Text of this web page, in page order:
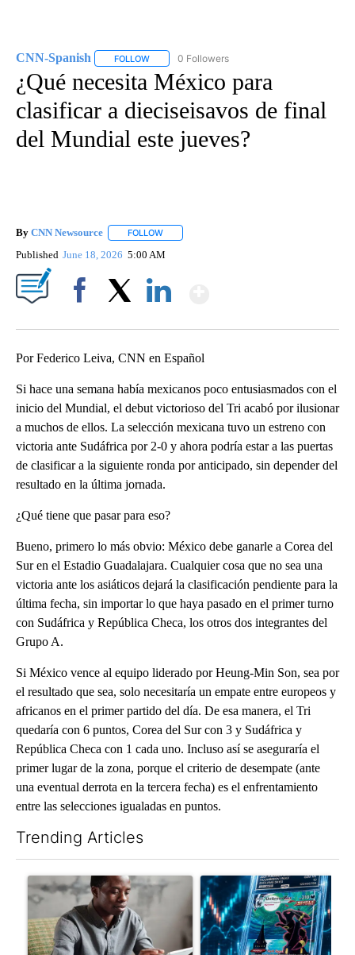
CNN-Spanish FOLLOW FOLLOW "CNN-SPANISH" TO RECEIVE
0 Followers
¿Qué necesita México para
clasificar a dieciseisavos de final
del Mundial este jueves?
By CNN Newsource FOLLOW
Published June 18, 2026 5:00 AM
Por Federico Leiva, CNN en Español
Si hace una semana había mexicanos poco entusiasmados con el
inicio del Mundial, el debut victorioso del Tri acabó por ilusionar
a muchos de ellos. La selección mexicana tuvo un estreno con
victoria ante Sudáfrica por 2-0 y ahora podría estar a las puertas
de clasificar a la siguiente ronda por anticipado, sin depender del
resultado en la última jornada.
¿Qué tiene que pasar para eso?
Bueno, primero lo más obvio: México debe ganarle a Corea del
Sur en el Estadio Guadalajara. Cualquier cosa que no sea una
victoria ante los asiáticos dejará la clasificación pendiente para la
última fecha, sin importar lo que haya pasado en el primer turno
con Sudáfrica y República Checa, los otros dos integrantes del
Grupo A.
Si México vence al equipo liderado por Heung-Min Son, sea por
el resultado que sea, solo necesitaría un empate entre europeos y
africanos en el primer partido del día. De esa manera, el Tri
quedaría con 6 puntos, Corea del Sur con 3 y Sudáfrica y
República Checa con 1 cada uno. Incluso así se aseguraría el
primer lugar de la zona, porque el criterio de desempate (ante
una eventual derrota en la tercera fecha) es el enfrentamiento
entre las selecciones igualadas en puntos.
Trending Articles
A trending article titled "What financial advisors are saying
A trending article titled